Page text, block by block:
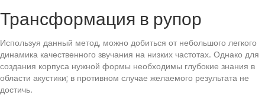
Трансформация в рупор
Используя данный метод, можно добиться от небольшого легкого
динамика качественного звучания на низких частотах. Однако для
создания корпуса нужной формы необходимы глубокие знания в
области акустики; в противном случае желаемого результата не
достичь.